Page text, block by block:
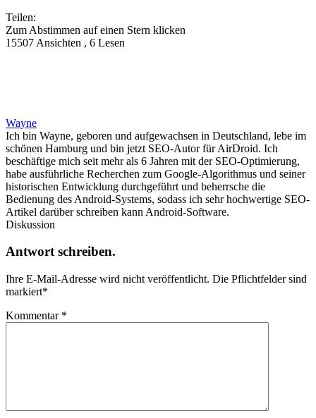
Teilen:
Zum Abstimmen auf einen Stern klicken
15507 Ansichten , 6 Lesen
Wayne
Ich bin Wayne, geboren und aufgewachsen in Deutschland, lebe im
schönen Hamburg und bin jetzt SEO-Autor für AirDroid. Ich
beschäftige mich seit mehr als 6 Jahren mit der SEO-Optimierung,
habe ausführliche Recherchen zum Google-Algorithmus und seiner
historischen Entwicklung durchgeführt und beherrsche die
Bedienung des Android-Systems, sodass ich sehr hochwertige SEO-
Artikel darüber schreiben kann Android-Software.
Diskussion
Antwort schreiben.
Ihre E-Mail-Adresse wird nicht veröffentlicht. Die Pflichtfelder sind
markiert*
Kommentar *